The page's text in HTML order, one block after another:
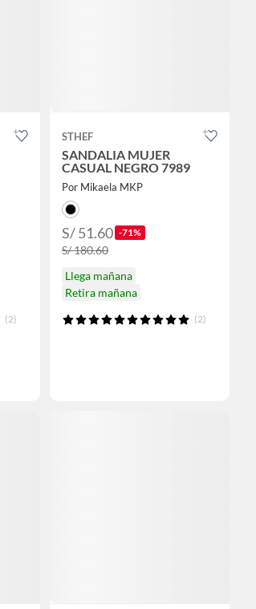
(2)
STHEF
SANDALIA MUJER
CASUAL NEGRO 7989
Por Mikaela MKP
S/ 51.60 -71%
S/ 180.60
Llega mañana
Retira mañana
(2)